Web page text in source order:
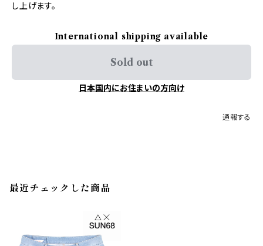
し上げます。
International shipping available
Sold out
日本国内にお住まいの方向け
通報する
最近チェックした商品